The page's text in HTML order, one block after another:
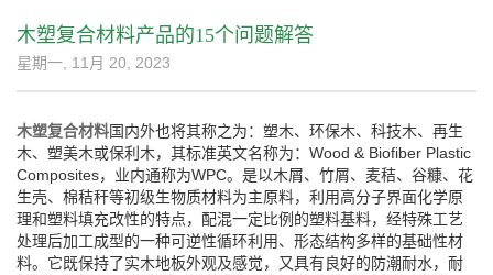
木塑复合材料产品的15个问题解答
星期一, 11月 20, 2023
木塑复合材料国内外也将其称之为：塑木、环保木、科技木、再生
木、塑美木或保利木，其标准英文名称为：Wood & Biofiber Plastic
Composites，业内通称为WPC。是以木屑、竹屑、麦秸、谷糠、花
生壳、棉秸秆等初级生物质材料为主原料，利用高分子界面化学原
理和塑料填充改性的特点，配混一定比例的塑料基料，经特殊工艺
处理后加工成型的一种可逆性循环利用、形态结构多样的基础性材
料。它既保持了实木地板外观及感觉，又具有良好的防潮耐水，耐